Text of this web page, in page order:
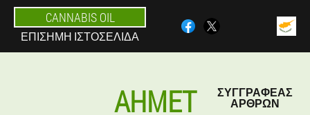
CANNABIS OIL
ΕΠΊΣΗΜΗ ΙΣΤΟΣΕΛΊΔΑ
AHMET ΣΥΓΓΡΑΦΈΑΣ
ΆΡΘΡΩΝ